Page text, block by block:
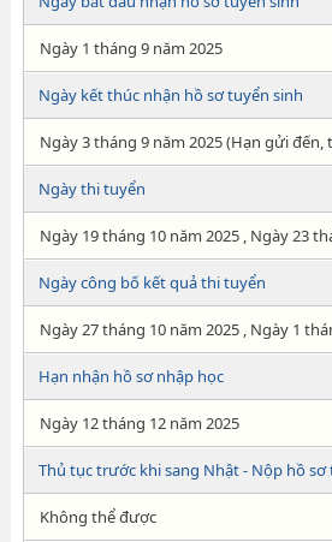
Ngày 1 tháng 9 năm 2025
Ngày kết thúc nhận hồ sơ tuyển sinh
Ngày 3 tháng 9 năm 2025 (Hạn gửi
Ngày thi tuyển
Ngày 19 tháng 10 năm 2025 , Ngày 23
Ngày công bố kết quả thi tuyển
Ngày 27 tháng 10 năm 2025 , Ngày 1
Hạn nhận hồ sơ nhập học
Ngày 12 tháng 12 năm 2025
Thủ tục trước khi sang Nhật - Nộp hồ
Không thể được